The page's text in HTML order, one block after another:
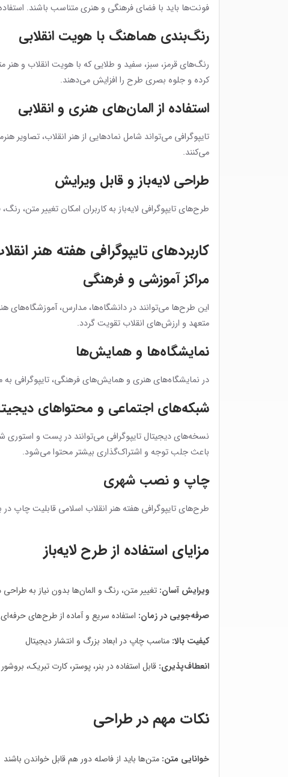
فونت‌ها باید با فضای فرهنگی و هنری متناسب باشند.
رنگ‌بندی هماهنگ با هویت انقلابی
رنگ‌های قرمز، سبز، سفید و طلایی که با هویت انقلاب و هنر
کرده و جلوه بصری طرح را افزایش می‌دهند.
استفاده از المان‌های هنری و انقلابی
تایپوگرافی می‌تواند شامل نمادهایی از هنر انقلاب، تصاویر
می‌کنند.
طراحی لایه‌باز و قابل ویرایش
طرح‌های تایپوگرافی لایه‌باز به کاربران امکان تغییر
کاربردهای تایپوگرافی هفته هنر
مراکز آموزشی و فرهنگی
این طرح‌ها می‌توانند در دانشگاه‌ها، مدارس، آموزشگاه‌های
متعهد و ارزش‌های انقلاب تقویت گردد.
نمایشگاه‌ها و همایش‌ها
در نمایشگاه‌های هنری و همایش‌های فرهنگی، تایپوگرافی به
شبکه‌های اجتماعی و محتواهای
نسخه‌های دیجیتال تایپوگرافی می‌توانند در پست و
باعث جلب توجه و اشتراک‌گذاری بیشتر محتوا می‌شود.
چاپ و نصب شهری
طرح‌های تایپوگرافی هفته هنر انقلاب اسلامی قابلیت چاپ در
مزایای استفاده از طرح لایه‌باز
ویرایش آسان: تغییر متن، رنگ و المان‌ها بدون نیاز به
صرفه‌جویی در زمان: استفاده سریع و آماده از طرح‌های حرفه‌ای
کیفیت بالا: مناسب چاپ در ابعاد بزرگ و انتشار دیجیتال
انعطاف‌پذیری: قابل استفاده در بنر، پوستر، کارت تبریک،
نکات مهم در طراحی
خوانایی متن: متن‌ها باید از فاصله دور هم قابل خواندن باشند